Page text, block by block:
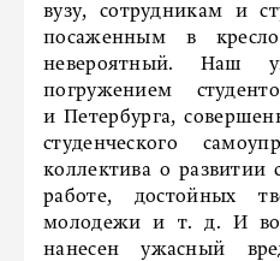
вузу, сотрудникам и
посаженным в
невероятный. Наш
погружением
и Петербурга,
студенческого
коллектива о развитии
работе, достойных
молодежи и т. д. И
нанесен ужасный